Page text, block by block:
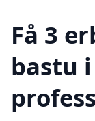
Få 3
bastu